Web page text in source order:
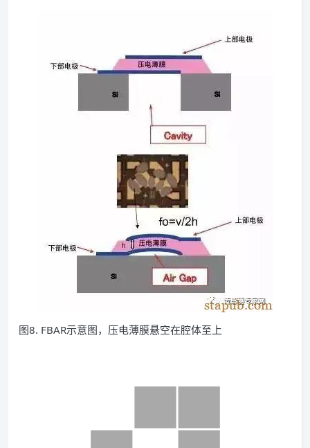
图8. FBAR示意图，压电薄膜悬空在腔体至上